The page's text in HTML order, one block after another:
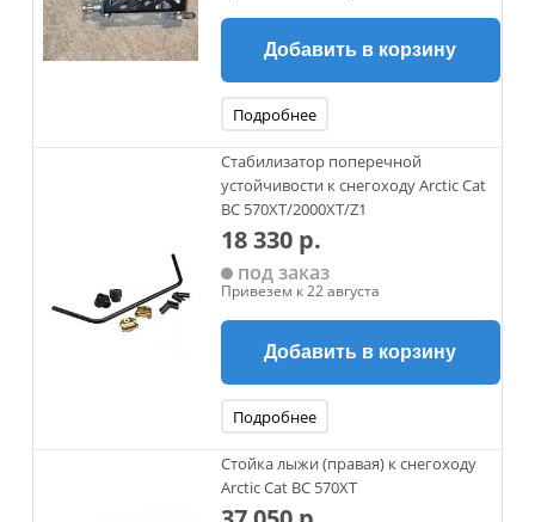
Добавить в корзину
Подробнее
Стабилизатор поперечной
устойчивости к снегоходу Arctic Cat
BC 570XT/2000XT/Z1
18 330 р.
под заказ
Привезем к 22 августа
Добавить в корзину
Подробнее
Стойка лыжи (правая) к снегоходу
Arctic Cat BC 570XT